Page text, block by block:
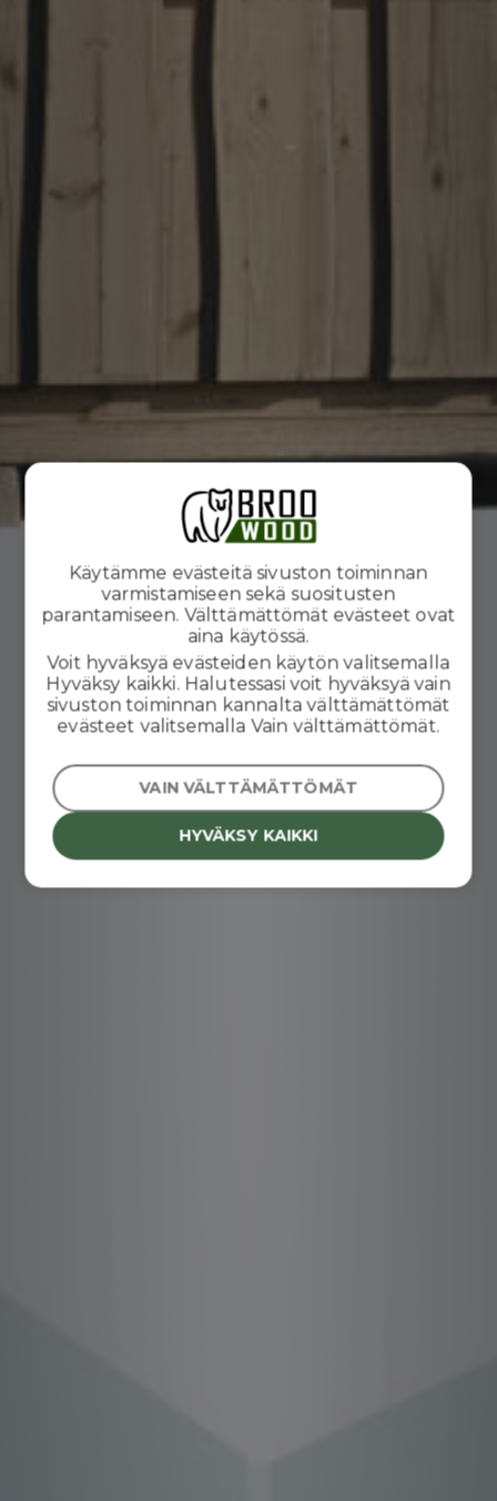
Käytämme evästeitä sivuston toiminnan
varmistamiseen sekä suositusten
parantamiseen. Välttämättömät evästeet ovat
aina käytössä.
Voit hyväksyä evästeiden käytön valitsemalla
Hyväksy kaikki. Halutessasi voit hyväksyä vain
sivuston toiminnan kannalta välttämättömät
evästeet valitsemalla Vain välttämättömät.
VAIN VÄLTTÄMÄTTÖMÄT
HYVÄKSY KAIKKI